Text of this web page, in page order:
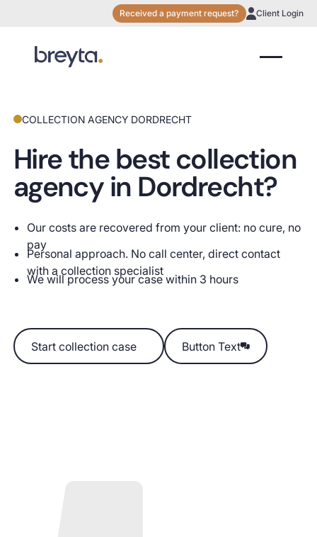
Received a payment request? Client Login
COLLECTION AGENCY DORDRECHT
Hire the best collection
agency in Dordrecht?
Our costs are recovered from your client: no cure, no
pay
Personal approach. No call center, direct contact
with a collection specialist
We will process your case within 3 hours
Start collection case
Start collection case
Button Text
Button Text